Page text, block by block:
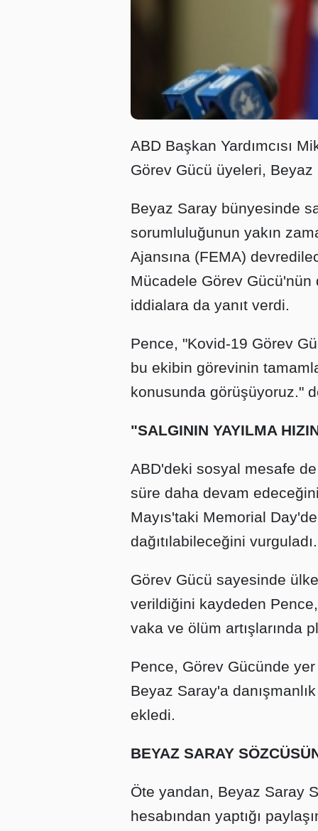
ABD Başkan Yardımcısı
Görev Gücü üyeleri, Beyaz
Beyaz Saray bünyesinde
sorumluluğunun yakın
Ajansına (FEMA)
Mücadele Görev Gücü'nün
iddialara da yanıt verdi.
Pence, "Kovid-19 Görev
bu ekibin görevinin
konusunda görüşüyoruz."
"SALGININ YAYILMA
ABD'deki sosyal mesafe
süre daha devam
Mayıs'taki Memorial
dağıtılabileceğini vurguladı.
Görev Gücü sayesinde
verildiğini kaydeden Pence,
vaka ve ölüm artışlarında
Pence, Görev Gücünde
Beyaz Saray'a
ekledi.
BEYAZ SARAY
Öte yandan, Beyaz Saray
hesabından yaptığı